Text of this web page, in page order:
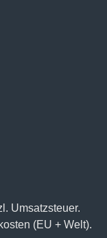
Umsatzsteuer.
(EU + Welt).